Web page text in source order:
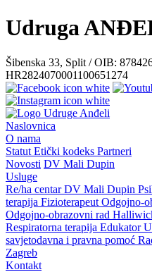
Udruga
Šibenska 33, Split / OIB:
HR2824070001100651274
Naslovnica
O nama
Statut Etički kodeks Partneri
Novosti DV Mali Dupin
Usluge
Re/ha centarDV Mali Dupin
terapija Fizioterapeut Odgojno-
Odgojno-obrazovni rad
Respiratorna terapija Edukator
savjetodavna i pravna pomoć
Zagreb
Kontakt